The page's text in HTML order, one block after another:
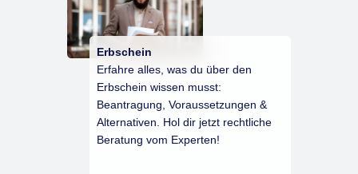
Erbschein
Erfahre alles, was du über den
Erbschein wissen musst:
Beantragung, Voraussetzungen &
Alternativen. Hol dir jetzt rechtliche
Beratung vom Experten!